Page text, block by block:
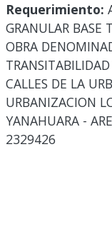
Requerimiento:
GRANULAR BASE
OBRA
CALLES DE LA
URBANIZACION
YANAHUARA -
2329426